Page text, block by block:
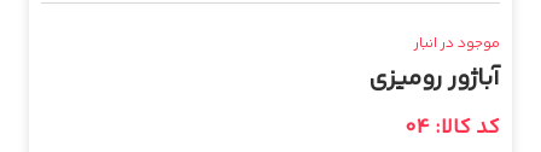
موجود در انبار
آباژور رومیزی
کد کالا: 04